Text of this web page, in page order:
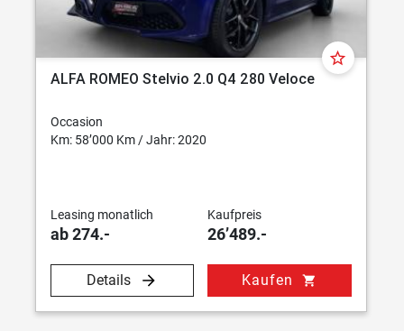
star_border
ALFA ROMEO Stelvio 2.0 Q4 280 Veloce
Occasion
Km: 58’000 Km / Jahr: 2020
Leasing monatlich
ab 274.-
Kaufpreis
26’489.-
Details Kaufen shopping_cart